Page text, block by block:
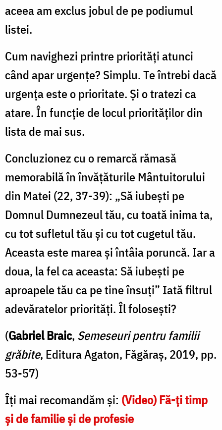
aceea am exclus jobul de pe podiumul
listei.
Cum navighezi printre priorităţi atunci
când apar urgenţe? Simplu. Te întrebi dacă
urgenţa este o prioritate. Şi o tratezi ca
atare. În funcţie de locul priorităţilor din
lista de mai sus.
Concluzionez cu o remarcă rămasă
memorabilă în învăţăturile Mântuitorului
din Matei (22, 37-39): „Să iubeşti pe
Domnul Dumnezeul tău, cu toată inima ta,
cu tot sufletul tău şi cu tot cugetul tău.
Aceasta este marea şi întâia poruncă. Iar a
doua, la fel ca aceasta: Să iubeşti pe
aproapele tău ca pe tine însuţi” Iată filtrul
adevăratelor priorităţi. Îl foloseşti?
(Gabriel Braic, Semeseuri pentru familii
grăbite, Editura Agaton, Făgăraș, 2019, pp.
53-57)
Îți mai recomandăm și: (Video) Fă-ți timp
și de familie și de profesie